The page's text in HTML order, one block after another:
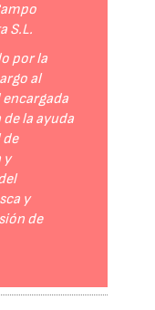
S.L.
por la
al
encargada
la ayuda
de
y
y
de